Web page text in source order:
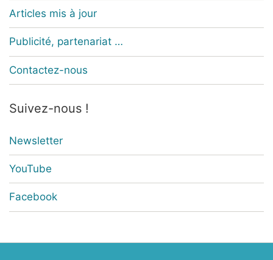
Articles mis à jour
Publicité, partenariat …
Contactez-nous
Suivez-nous !
Newsletter
YouTube
Facebook